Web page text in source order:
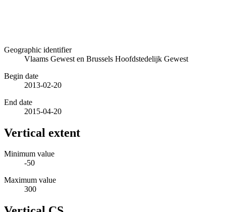
Geographic identifier
Vlaams Gewest en Brussels Hoofdstedelijk Gewest
Begin date
2013-02-20
End date
2015-04-20
Vertical extent
Minimum value
-50
Maximum value
300